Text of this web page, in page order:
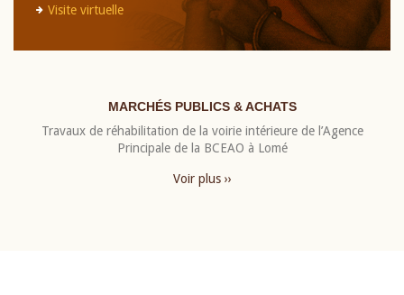
Visite virtuelle
MARCHÉS PUBLICS & ACHATS
Travaux de réhabilitation de la voirie intérieure de l’Agence
Principale de la BCEAO à Lomé
Voir plus ››